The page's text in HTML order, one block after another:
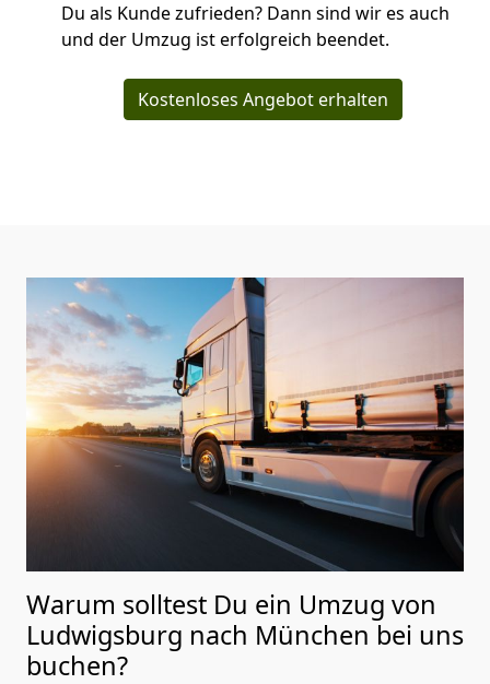
Du als Kunde zufrieden? Dann sind wir es auch
und der Umzug ist erfolgreich beendet.
Kostenloses Angebot erhalten
Warum solltest Du ein Umzug von
Ludwigsburg nach München bei uns
buchen?